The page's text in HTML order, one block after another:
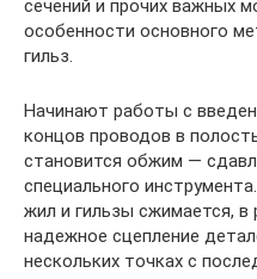
сечений и прочих важных
особенности основного
гильз.
Начинают работы с
концов проводов в
становится обжим —
специального
жил и гильзы сжимается, в
надежное сцепление
нескольких точках с